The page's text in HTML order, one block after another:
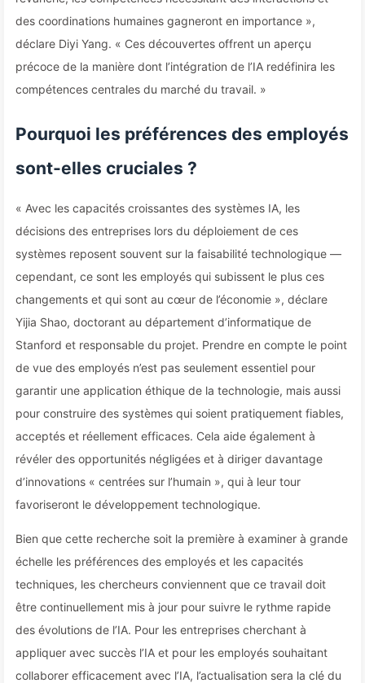
des coordinations humaines gagneront en importance »,
déclare Diyi Yang. « Ces découvertes offrent un aperçu
précoce de la manière dont l’intégration de l’IA redéfinira les
compétences centrales du marché du travail. »
Pourquoi les préférences des employés
sont-elles cruciales ?
« Avec les capacités croissantes des systèmes IA, les
décisions des entreprises lors du déploiement de ces
systèmes reposent souvent sur la faisabilité technologique —
cependant, ce sont les employés qui subissent le plus ces
changements et qui sont au cœur de l’économie », déclare
Yijia Shao, doctorant au département d’informatique de
Stanford et responsable du projet. Prendre en compte le point
de vue des employés n’est pas seulement essentiel pour
garantir une application éthique de la technologie, mais aussi
pour construire des systèmes qui soient pratiquement fiables,
acceptés et réellement efficaces. Cela aide également à
révéler des opportunités négligées et à diriger davantage
d’innovations « centrées sur l’humain », qui à leur tour
favoriseront le développement technologique.
Bien que cette recherche soit la première à examiner à grande
échelle les préférences des employés et les capacités
techniques, les chercheurs conviennent que ce travail doit
être continuellement mis à jour pour suivre le rythme rapide
des évolutions de l’IA. Pour les entreprises cherchant à
appliquer avec succès l’IA et pour les employés souhaitant
collaborer efficacement avec l’IA, l’actualisation sera la clé du